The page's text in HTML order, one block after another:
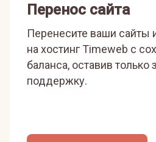
Перенос сайта
Перенесите ваши сайты
на хостинг Timeweb с
баланса, оставив только
поддержку.